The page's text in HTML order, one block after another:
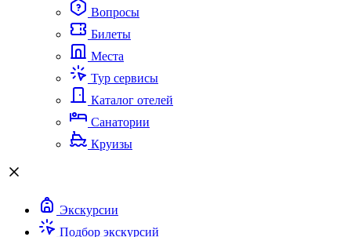
Вопросы
Билеты
Места
Тур сервисы
Каталог отелей
Санатории
Круизы
Экскурсии
Подбор экскурсий